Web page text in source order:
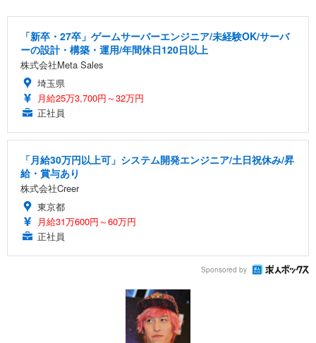
「新卒・27卒」ゲームサーバーエンジニア/未経験OK/サーバ
ーの設計・構築・運用/年間休日120日以上
株式会社Meta Sales
埼玉県
月給25万3,700円～32万円
正社員
「月給30万円以上可」システム開発エンジニア/土日祝休み/昇
給・賞与あり
株式会社Creer
東京都
月給31万600円～60万円
正社員
Sponsored by